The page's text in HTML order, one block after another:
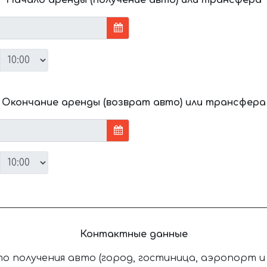
Окончание аренды (возврат авто) или трансфера
Контактные данные
получения авто (город, гостиница, аэропорт и